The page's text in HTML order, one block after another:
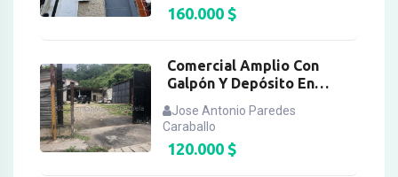
160.000$
Comercial Amplio Con
Galpón Y Depósito En
Jose Antonio Paredes
Caraballo
120.000$